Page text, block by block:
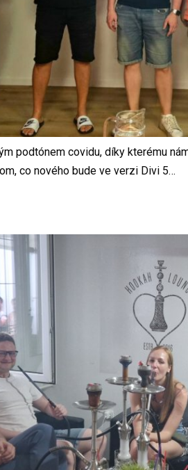
podtónem covidu, díky kterému
co nového bude ve verzi Divi 5…